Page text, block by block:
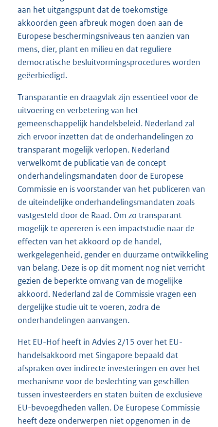
aan het uitgangspunt dat de toekomstige
akkoorden geen afbreuk mogen doen aan de
Europese beschermingsniveaus ten aanzien van
mens, dier, plant en milieu en dat reguliere
democratische besluitvormingsprocedures worden
geëerbiedigd.
Transparantie en draagvlak zijn essentieel voor de
uitvoering en verbetering van het
gemeenschappelijk handelsbeleid. Nederland zal
zich ervoor inzetten dat de onderhandelingen zo
transparant mogelijk verlopen. Nederland
verwelkomt de publicatie van de concept-
onderhandelingsmandaten door de Europese
Commissie en is voorstander van het publiceren van
de uiteindelijke onderhandelingsmandaten zoals
vastgesteld door de Raad. Om zo transparant
mogelijk te opereren is een impactstudie naar de
effecten van het akkoord op de handel,
werkgelegenheid, gender en duurzame ontwikkeling
van belang. Deze is op dit moment nog niet verricht
gezien de beperkte omvang van de mogelijke
akkoord. Nederland zal de Commissie vragen een
dergelijke studie uit te voeren, zodra de
onderhandelingen aanvangen.
Het EU-Hof heeft in Advies 2/15 over het EU-
handelsakkoord met Singapore bepaald dat
afspraken over indirecte investeringen en over het
mechanisme voor de beslechting van geschillen
tussen investeerders en staten buiten de exclusieve
EU-bevoegdheden vallen. De Europese Commissie
heeft deze onderwerpen niet opgenomen in de